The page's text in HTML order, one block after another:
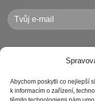
Abychom poskytli co nejlepší
k informacím o zařízení,
(8.5″
vs
10″,
duše
Chcete-li odeslat tento